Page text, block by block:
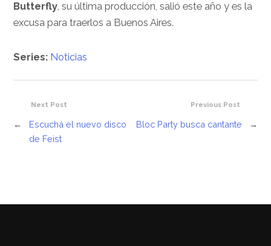
Butterfly, su última producción, salió este año y es la
excusa para traerlos a Buenos Aires.
Series: Noticias
Previous Post
Bloc Party busca cantante →
Next Post
←
Escuchá el nuevo disco
de Feist